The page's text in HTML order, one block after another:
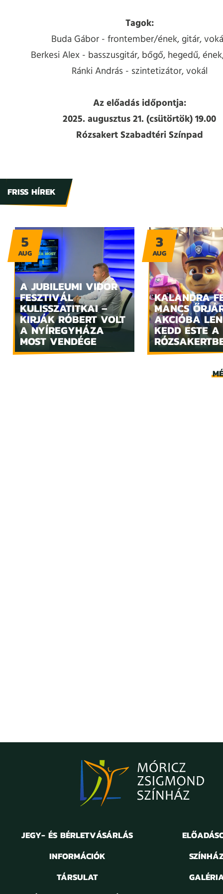
Tagok:
Buda Gábor - frontember/ének, gitár,
Berkesi Alex - basszusgitár, bőgő, hegedű,
Ránki András - szintetizátor, vokál
Az előadás időpontja:
2025. augusztus 21. (csütörtök) 19.00
Rózsakert Szabadtéri Színpad
FRISS HÍREK
A JUBILEUMI VIDOR
FESZTIVÁL
KULISSZATITKAI –
KIRJÁK RÓBERT VOLT
A NYÍREGYHÁZA
MOST VENDÉGE
5
AUG
KALANDRA
MANCS
AKCIÓBA
KEDD ESTE A
3
AUG
JEGY- ÉS BÉRLETVÁSÁRLÁS
INFORMÁCIÓK
TÁRSULAT